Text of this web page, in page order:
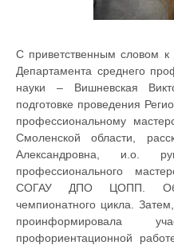
С приветственным словом к
Департамента среднего
науки – Вишневская
подготовке проведения
профессиональному
Смоленской области,
Александровна, и.о.
профессионального
СОГАУ ДПО ЦОПП.
чемпионатного цикла.
проинформировала
профориентационной